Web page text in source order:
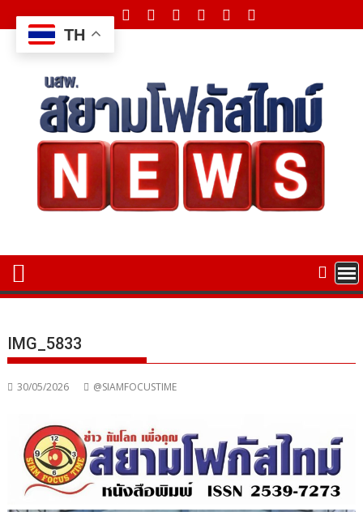
to
content
IMG_5833
30/05/2026 @SIAMFOCUSTIME
TH